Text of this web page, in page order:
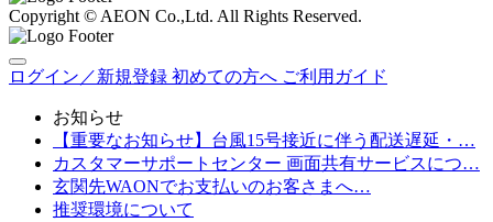
Copyright © AEON Co.,Ltd. All Rights Reserved.
ログイン／新規登録 初めての方へ ご利用ガイド
お知らせ
【重要なお知らせ】台風15号接近に伴う配送遅延・…
カスタマーサポートセンター 画面共有サービスにつ…
玄関先WAONでお支払いのお客さまへ…
推奨環境について